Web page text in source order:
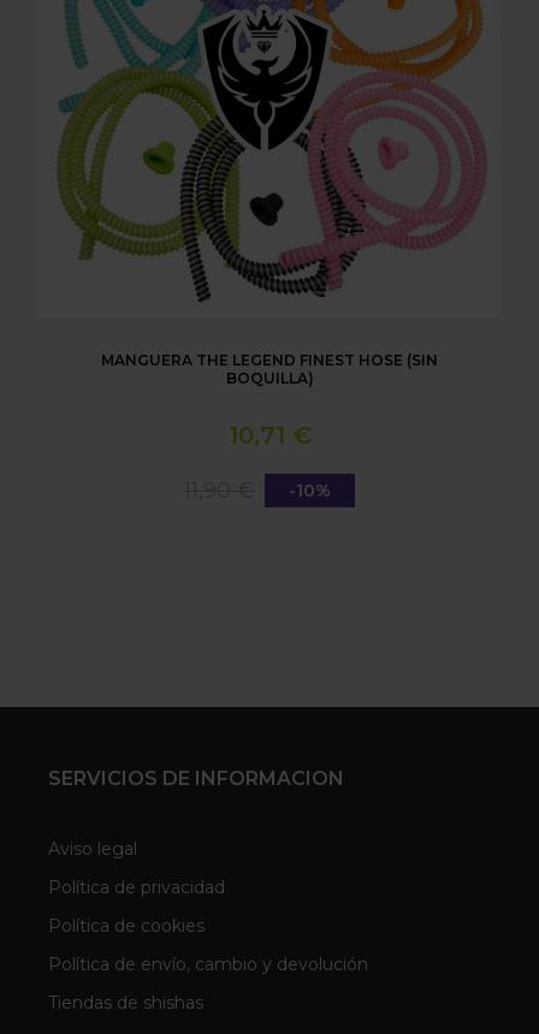
MANGUERA THE LEGEND FINEST HOSE (SIN
BOQUILLA)
10,71 €
-10%
SERVICIOS DE INFORMACION
Aviso legal
Política de privacidad
Política de cookies
Política de envío, cambio y devolución
Tiendas de shishas